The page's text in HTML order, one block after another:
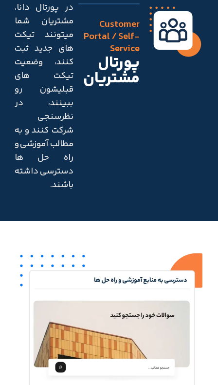
Customer
Portal / Self-
Service
پورتال
مشتریان​
در پورتال دانا،
مشتریان شما
میتونند تیکت
های جدید ثبت
کنند، وضعیت
تیکت های
قبلیشون رو
ببینند، در
نظرسنجی
شرکت کنند و به
مطالب آموزشی و
راه حل ها
دسترسی داشته
باشند.